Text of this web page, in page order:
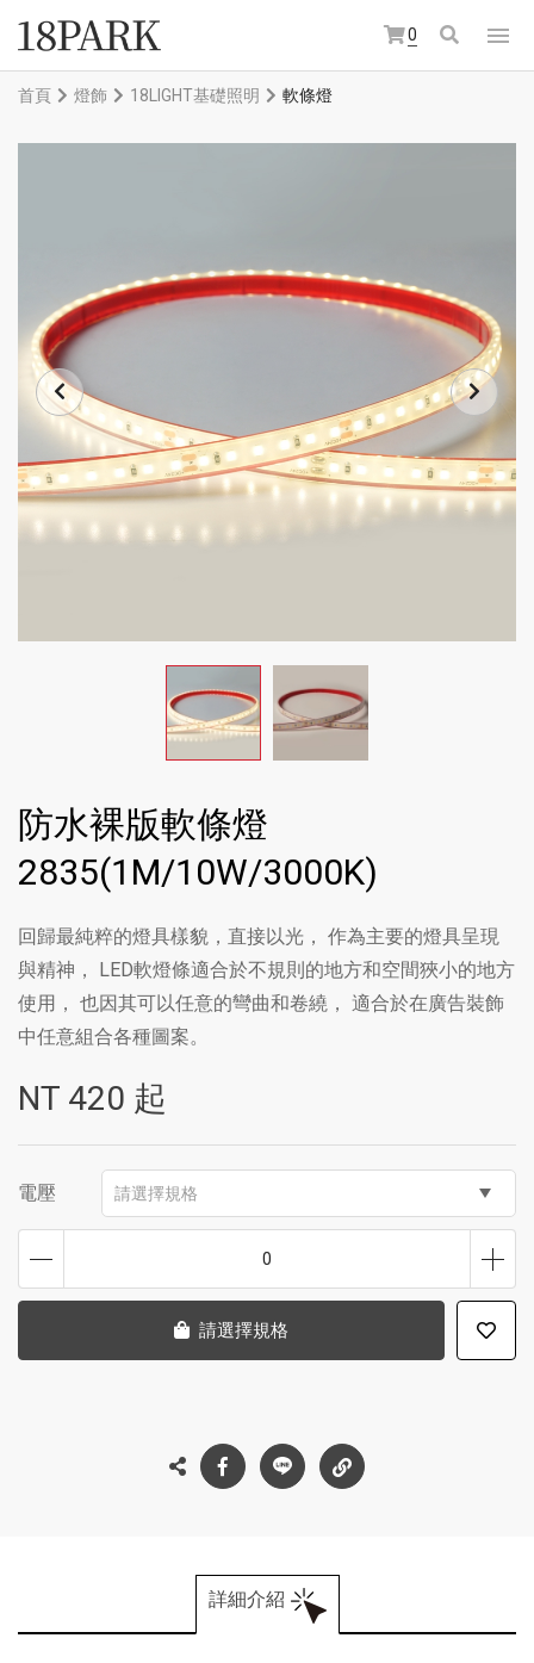
0
首頁 燈飾 18LIGHT基礎照明 軟條燈
防水裸版軟條燈
2835(1M/10W/3000K)
回歸最純粹的燈具樣貌，直接以光， 作為主要的燈具呈現
與精神， LED軟燈條適合於不規則的地方和空間狹小的地方
使用， 也因其可以任意的彎曲和卷繞， 適合於在廣告裝飾
中任意組合各種圖案。
NT 420 起
電壓 請選擇規格
0
請選擇規格
詳細介紹